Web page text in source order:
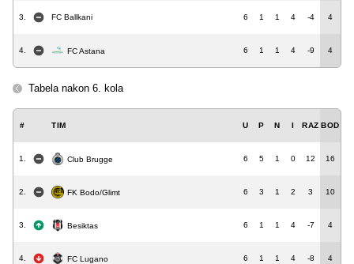
3. FC Ballkani 6 1 1 4 -4 4
4. FC Astana 6 1 1 4 -9 4
Tabela nakon 6. kola
# TIM U P N I RAZ BOD
1. Club Brugge 6 5 1 0 12 16
2. FK Bodo/Glimt 6 3 1 2 3 10
3. Besiktas 6 1 1 4 -7 4
4. FC Lugano 6 1 1 4 -8 4